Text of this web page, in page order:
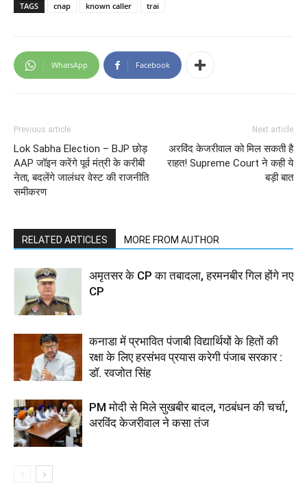
TAGS cnap known caller trai
WhatsApp Facebook
Previous article
Lok Sabha Election – BJP छोड़
AAP जॉइन करेंगे पूर्व मंत्री के करीबी
नेता, बदलेंगे जालंधर वेस्ट की राजनीति
समीकरण
Next article
अरविंद केजरीवाल को मिल सकती है
राहत! Supreme Court ने कही ये
बड़ी बात
RELATED ARTICLES MORE FROM AUTHOR
अमृतसर के CP का तबादला, हरमनबीर गिल होंगे नए
CP
कनाडा में प्रभावित पंजाबी विद्यार्थियों के हितों की
रक्षा के लिए हरसंभव प्रयास करेगी पंजाब सरकार :
डॉ. रवजोत सिंह
PM मोदी से मिले सुखबीर बादल, गठबंधन की चर्चा,
अरविंद केजरीवाल ने कसा तंज